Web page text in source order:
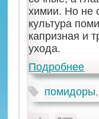
химии. Но не
культура
капризная и
ухода.
Подробнее
помидоры